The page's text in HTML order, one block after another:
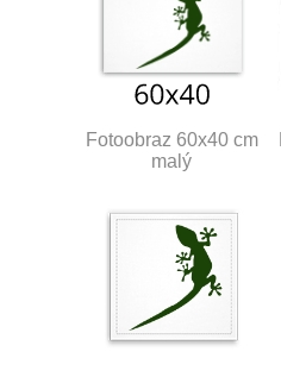
Fotoobraz 60x40 cm
malý